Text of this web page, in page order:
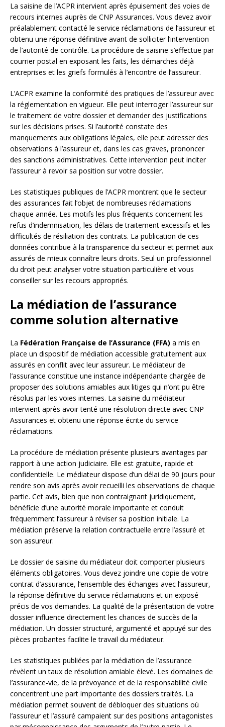
La saisine de l’ACPR intervient après épuisement des voies de
recours internes auprès de CNP Assurances. Vous devez avoir
préalablement contacté le service réclamations de l’assureur et
obtenu une réponse définitive avant de solliciter l’intervention
de l’autorité de contrôle. La procédure de saisine s’effectue par
courrier postal en exposant les faits, les démarches déjà
entreprises et les griefs formulés à l’encontre de l’assureur.
L’ACPR examine la conformité des pratiques de l’assureur avec
la réglementation en vigueur. Elle peut interroger l’assureur sur
le traitement de votre dossier et demander des justifications
sur les décisions prises. Si l’autorité constate des
manquements aux obligations légales, elle peut adresser des
observations à l’assureur et, dans les cas graves, prononcer
des sanctions administratives. Cette intervention peut inciter
l’assureur à revoir sa position sur votre dossier.
Les statistiques publiques de l’ACPR montrent que le secteur
des assurances fait l’objet de nombreuses réclamations
chaque année. Les motifs les plus fréquents concernent les
refus d’indemnisation, les délais de traitement excessifs et les
difficultés de résiliation des contrats. La publication de ces
données contribue à la transparence du secteur et permet aux
assurés de mieux connaître leurs droits. Seul un professionnel
du droit peut analyser votre situation particulière et vous
conseiller sur les recours appropriés.
La médiation de l’assurance
comme solution alternative
La Fédération Française de l’Assurance (FFA) a mis en
place un dispositif de médiation accessible gratuitement aux
assurés en conflit avec leur assureur. Le médiateur de
l’assurance constitue une instance indépendante chargée de
proposer des solutions amiables aux litiges qui n’ont pu être
résolus par les voies internes. La saisine du médiateur
intervient après avoir tenté une résolution directe avec CNP
Assurances et obtenu une réponse écrite du service
réclamations.
La procédure de médiation présente plusieurs avantages par
rapport à une action judiciaire. Elle est gratuite, rapide et
confidentielle. Le médiateur dispose d’un délai de 90 jours pour
rendre son avis après avoir recueilli les observations de chaque
partie. Cet avis, bien que non contraignant juridiquement,
bénéficie d’une autorité morale importante et conduit
fréquemment l’assureur à réviser sa position initiale. La
médiation préserve la relation contractuelle entre l’assuré et
son assureur.
Le dossier de saisine du médiateur doit comporter plusieurs
éléments obligatoires. Vous devez joindre une copie de votre
contrat d’assurance, l’ensemble des échanges avec l’assureur,
la réponse définitive du service réclamations et un exposé
précis de vos demandes. La qualité de la présentation de votre
dossier influence directement les chances de succès de la
médiation. Un dossier structuré, argumenté et appuyé sur des
pièces probantes facilite le travail du médiateur.
Les statistiques publiées par la médiation de l’assurance
révèlent un taux de résolution amiable élevé. Les domaines de
l’assurance-vie, de la prévoyance et de la responsabilité civile
concentrent une part importante des dossiers traités. La
médiation permet souvent de débloquer des situations où
l’assureur et l’assuré campaient sur des positions antagonistes